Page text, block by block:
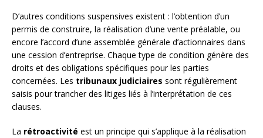
D’autres conditions suspensives existent : l’obtention d’un
permis de construire, la réalisation d’une vente préalable, ou
encore l’accord d’une assemblée générale d’actionnaires dans
une cession d’entreprise. Chaque type de condition génère des
droits et des obligations spécifiques pour les parties
concernées. Les tribunaux judiciaires sont régulièrement
saisis pour trancher des litiges liés à l’interprétation de ces
clauses.
La rétroactivité est un principe qui s’applique à la réalisation